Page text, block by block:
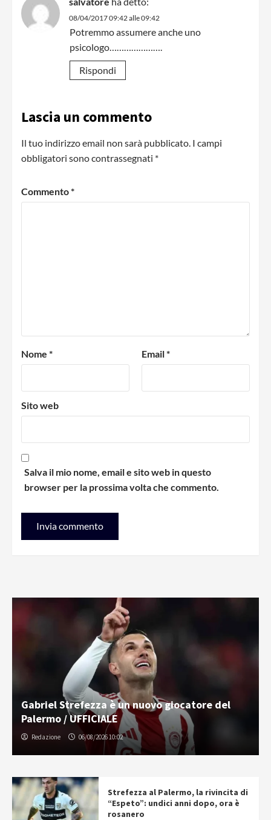
08/04/2017 09:42 alle 09:42
Potremmo assumere anche uno
psicologo………………….
Rispondi
Lascia un commento
Il tuo indirizzo email non sarà pubblicato. I campi
obbligatori sono contrassegnati *
Commento*
Nome * Email*
Sito web
Salva il mio nome, email e sito web in questo
browser per la prossima volta che commento.
Gabriel Strefezza è un nuovo giocatore del
Palermo / UFFICIALE
Redazione 06/08/2026 10:02
Strefezza al Palermo, la rivincita di
“Espeto”: undici anni dopo, ora è
rosanero